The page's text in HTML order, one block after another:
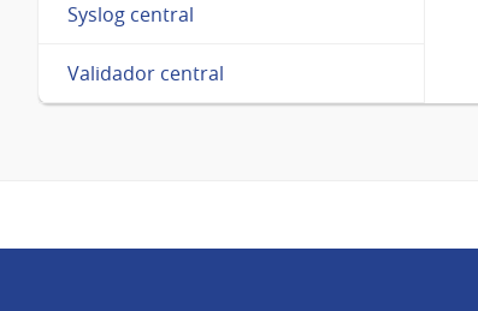
Syslog central
Validador central